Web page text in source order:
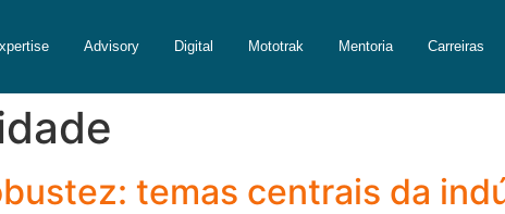
Advisory Digital Mototrak Mentoria Carreiras
temas centrais da